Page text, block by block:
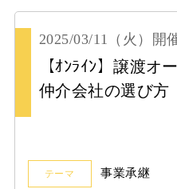
2025/03/11 （火） 開
【ｵﾝﾗｲﾝ】譲渡オ
仲介会社の選び方
テーマ 事業承継